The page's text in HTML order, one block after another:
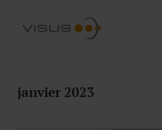
janvier 2023